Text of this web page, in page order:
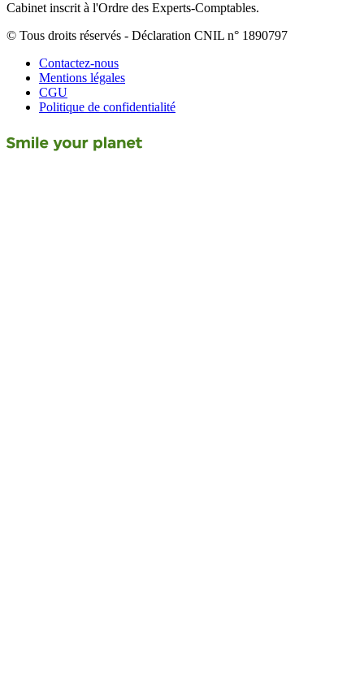
Cabinet inscrit à l'Ordre des Experts-Comptables.
© Tous droits réservés - Déclaration CNIL n° 1890797
Contactez-nous
Mentions légales
CGU
Politique de confidentialité